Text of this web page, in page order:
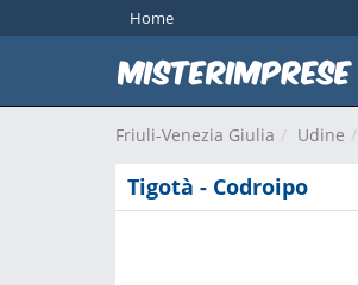
Home
Friuli-Venezia Giulia Udine
Tigotà - Codroipo